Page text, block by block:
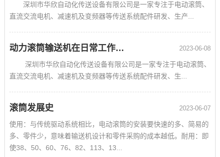
深圳市华欣自动化传送设备有限公司是一家专注于电动滚筒、
直流交流电机、减速机及变频器等传送系统配件研发、生产...
动力滚筒输送机在日常工作中的维护保养措施 2023-06-08
深圳市华欣自动化传送设备有限公司是一家专注于电动滚筒、
直流交流电机、减速机及变频器等传送系统配件研发、生...
滚筒发展史 2023-06-07
使用：与传统驱动系统相比，电动滚筒的安装要快速的多、简易的
多、零件少，意味着输送机设计和零件采购的成本越低。耐用：即
使38、50、60、76、82、113、13...